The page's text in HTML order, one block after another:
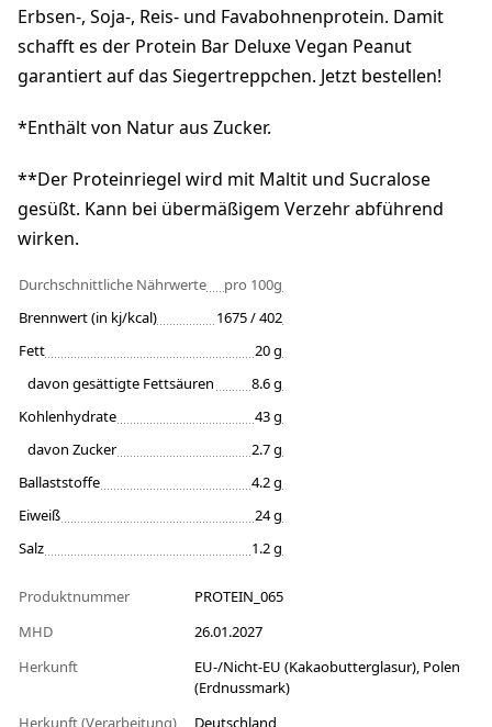
Erbsen-, Soja-, Reis- und Favabohnenprotein. Damit
schafft es der Protein Bar Deluxe Vegan Peanut
garantiert auf das Siegertreppchen. Jetzt bestellen!
*Enthält von Natur aus Zucker.
**Der Proteinriegel wird mit Maltit und Sucralose
gesüßt. Kann bei übermäßigem Verzehr abführend
wirken.
Durchschnittliche Nährwerte
pro 100g
Brennwert (in kj/kcal)
1675 / 402
Fett
20 g
davon gesättigte Fettsäuren
8.6 g
Kohlenhydrate
43 g
davon Zucker
2.7 g
Ballaststoffe
4.2 g
Eiweiß
24 g
Salz
1.2 g
Produktnummer
PROTEIN_065
MHD
26.01.2027
Herkunft
EU-/Nicht-EU (Kakaobutterglasur), Polen
(Erdnussmark)
Herkunft (Verarbeitung)
Deutschland